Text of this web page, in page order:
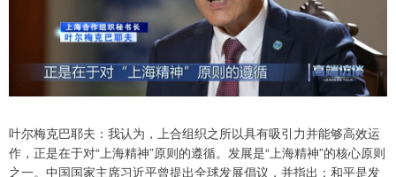
叶尔梅克巴耶夫：我认为，上合组织之所以具有吸引力并能够高效运
作，正是在于对“上海精神”原则的遵循。发展是“上海精神”的核心原则
之一。中国国家主席习近平曾提出全球发展倡议，并指出：和平是发